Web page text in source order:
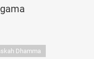
Dhamma